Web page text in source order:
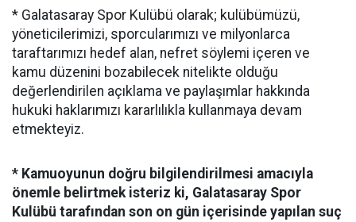
* Galatasaray Spor Kulübü olarak; kulübümüzü,
yöneticilerimizi, sporcularımızı ve milyonlarca
taraftarımızı hedef alan, nefret söylemi içeren ve
kamu düzenini bozabilecek nitelikte olduğu
değerlendirilen açıklama ve paylaşımlar hakkında
hukuki haklarımızı kararlılıkla kullanmaya devam
etmekteyiz.
* Kamuoyunun doğru bilgilendirilmesi amacıyla
önemle belirtmek isteriz ki, Galatasaray Spor
Kulübü tarafından son on gün içerisinde yapılan suç